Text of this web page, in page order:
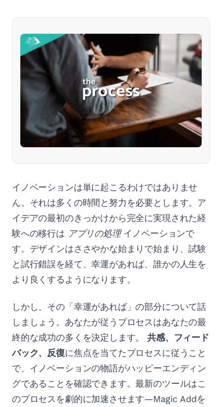
イノベーションは単に起こるわけではありませ
ん。それは多くの時間と努力を必要とします。ア
イデアの最初のきっかけから完全に実現された経
験への移行は アプリの処理イノベーションで
す。デザインはささやかな始まりで始まり、試験
と試行錯誤を経て、幸運があれば、誰かの人生を
より良くするようになります。
しかし、その「幸運があれば」の部分について話
しましょう。あなたが従うプロセスはあなたの最
終的な成功の多くを決定します。共感、フィード
バック、反復に焦点を当てたプロセスに従うこと
で、イノベーションの物語がハッピーエンディン
グであることを確認できます。最新のツールはこ
のプロセスを劇的に加速させます—Magic Addを